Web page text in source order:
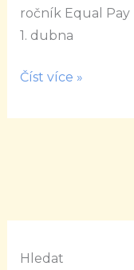
ročník Equal
1. dubna
jako
klíč
změně
Číst více »
Hledat